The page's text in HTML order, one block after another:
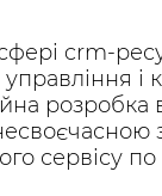
crm-
і
сервісу